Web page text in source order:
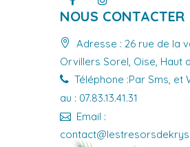
NOUS CONTACTER
Adresse : 26 rue de la
Orvillers Sorel, Oise, Haut
Téléphone :Par Sms, et
au : 07.83.13.41.31
Email :